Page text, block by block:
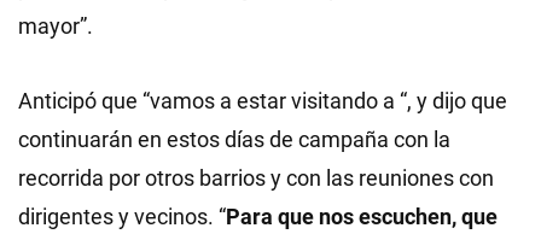
mayor”.
Anticipó que “vamos a estar visitando a “, y dijo que
continuarán en estos días de campaña con la
recorrida por otros barrios y con las reuniones con
dirigentes y vecinos. “Para que nos escuchen, que